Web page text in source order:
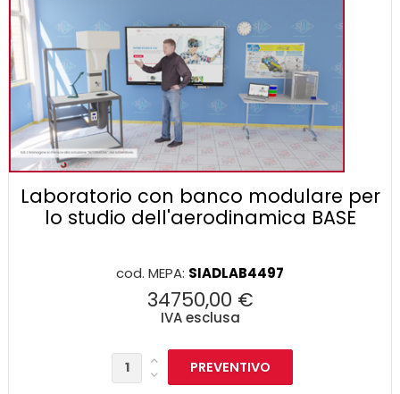
Laboratorio con banco modulare per
lo studio dell'aerodinamica BASE
cod. MEPA: SIADLAB4497
34750,00 €
IVA esclusa